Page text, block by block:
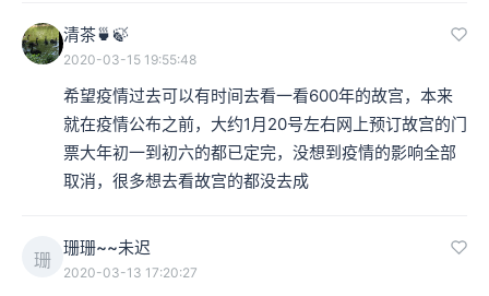
清茶🍵🍃
2020-03-15 19:55:48
希望疫情过去可以有时间去看一看600年的故宫，本来
就在疫情公布之前，大约1月20号左右网上预订故宫的门
票大年初一到初六的都已定完，没想到疫情的影响全部
取消，很多想去看故宫的都没去成
珊
珊珊~~未迟
2020-03-13 17:20:27